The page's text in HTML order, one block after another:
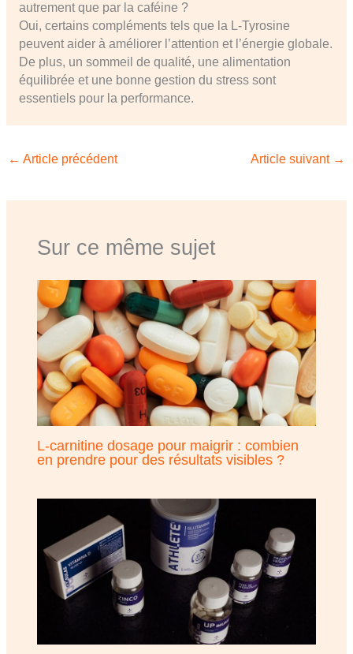
autrement que par la caféine ?
Oui, certains compléments tels que la L-Tyrosine
peuvent aider à améliorer l’attention et l’énergie globale.
De plus, un sommeil de qualité, une alimentation
équilibrée et une bonne gestion du stress sont
essentiels pour la performance.
← Article précédent Article suivant →
Sur ce même sujet
L-carnitine dosage pour maigrir : combien
en prendre pour des résultats visibles ?